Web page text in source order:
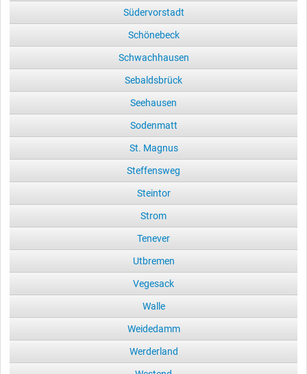
Südervorstadt
Schönebeck
Schwachhausen
Sebaldsbrück
Seehausen
Sodenmatt
St. Magnus
Steffensweg
Steintor
Strom
Tenever
Utbremen
Vegesack
Walle
Weidedamm
Werderland